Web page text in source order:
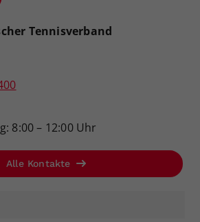
Tennisverband
8:00 – 12:00 Uhr
Alle Kontakte